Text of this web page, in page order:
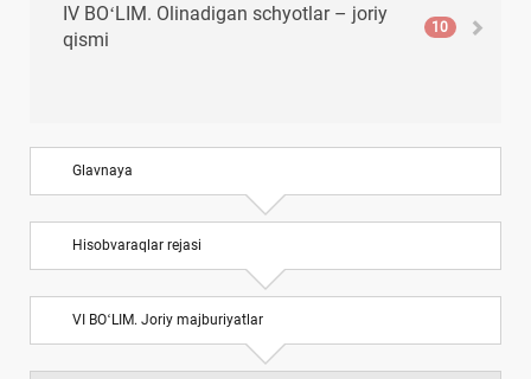
IV BOʻLIM. Olinadigan schyotlar – joriy
qismi
10
VI BOʻLIM. Joriy majburiyatlar
VII BOʻLIM. Uzoq muddatli majburiyatlar 6
VIII BOʻLIM. Kapital, taqsimlangan foyda va
rezervlar
Glavnaya
Hisobvaraqlar rejasi
VI BOʻLIM. Joriy majburiyatlar